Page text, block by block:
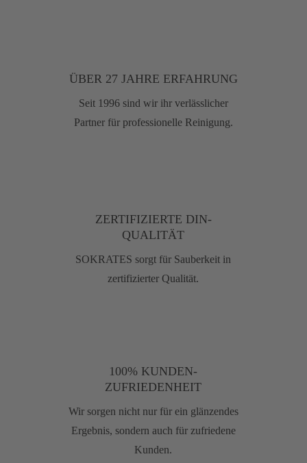
ÜBER 27 JAHRE ERFAHRUNG
Seit 1996 sind wir ihr verlässlicher
Partner für professionelle Reinigung.
ZERTIFIZIERTE DIN-
QUALITÄT
SOKRATES sorgt für Sauberkeit in
zertifizierter Qualität.
100% KUNDEN-
ZUFRIEDENHEIT
Wir sorgen nicht nur für ein glänzendes
Ergebnis, sondern auch für zufriedene
Kunden.